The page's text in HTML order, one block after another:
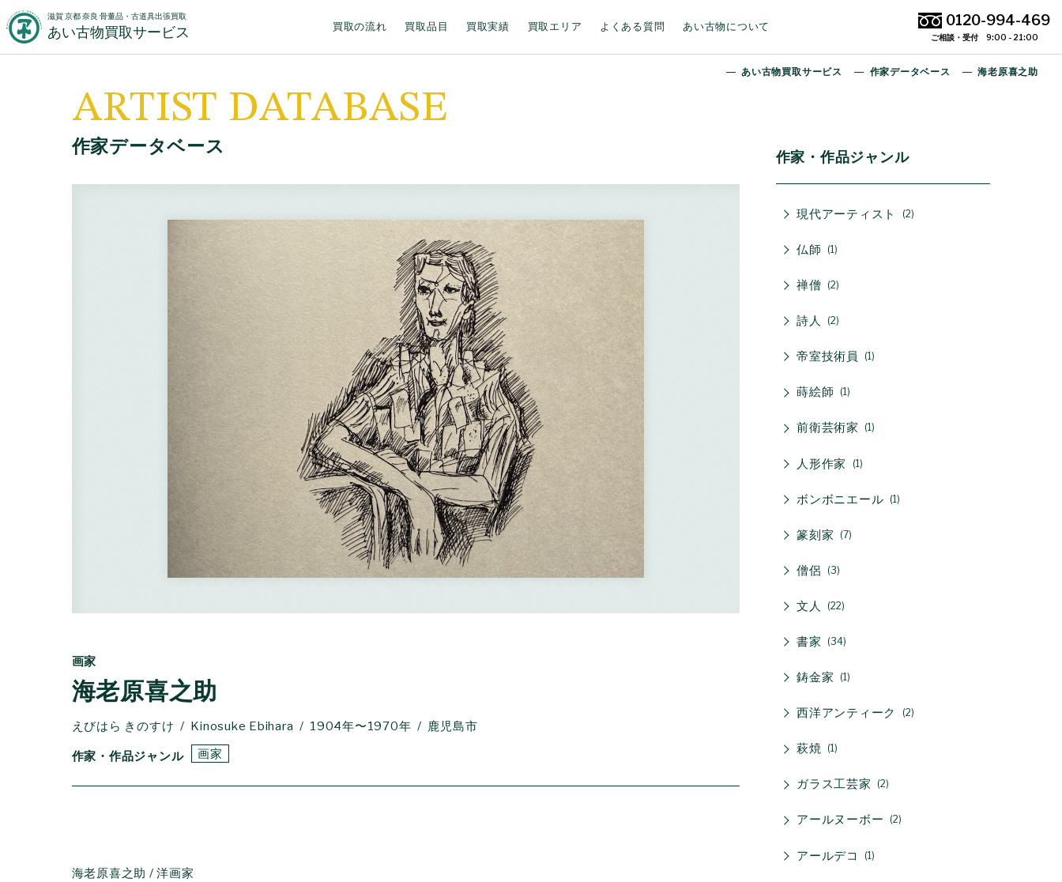
滋賀 京都 奈良 骨董品・古道具出張買取
あい古物買取サービス 買取の流れ 買取品目 買取実績 買取エリア よくある質問 あい古物について 0120-994-469
ご相談・受付 9:00 - 21:00
あい古物買取サービス 作家データベース 海老原喜之助
ARTIST DATABASE
作家データベース
画家
海老原喜之助
えびはら きのすけ Kinosuke Ebihara 1904年〜1970年
鹿児島市
作家・作品ジャンル
画家
海老原喜之助 / 洋画家
作家・作品ジャンル
現代アーティスト 2
仏師 1
禅僧 2
詩人 2
帝室技術員 1
蒔絵師 1
前衛芸術家 1
人形作家 1
ボンボニエール 1
篆刻家 7
僧侶 3
文人 22
書家 34
鋳金家 1
西洋アンティーク 2
萩焼 1
ガラス工芸家 2
アールヌーボー 2
アールデコ 1